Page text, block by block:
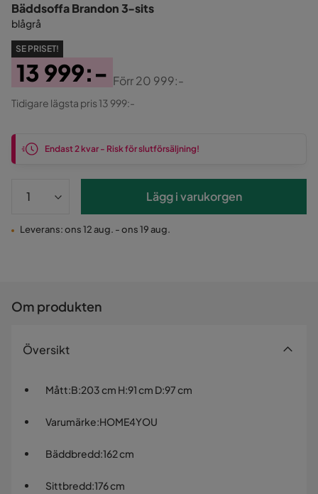
Bäddsoffa Brandon 3-sits
blågrå
SE PRISET!
Pris
13 999:-
Original
Pris
Förr20 999:-
Tidigare lägsta pris 13 999:-
Endast 2 kvar - Risk för slutförsäljning!
Lägg i varukorgen
Leverans: ons 12 aug. - ons 19 aug.
Om produkten
Översikt
Mått:B:203 cm H:91 cm D:97 cm
Varumärke:HOME4YOU
Bäddbredd:162 cm
Sittbredd:176 cm